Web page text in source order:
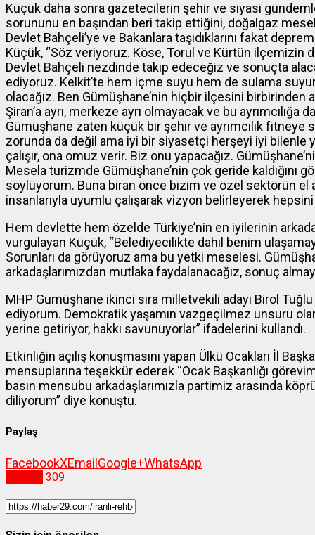
Küçük daha sonra gazetecilerin şehir ve siyasi gündemle
sorununu en başından beri takip ettiğini, doğalgaz
Devlet Bahçeli’ye ve Bakanlara taşıdıklarını fakat
Küçük, “Söz veriyoruz. Köse, Torul ve Kürtün ilçemizin
Devlet Bahçeli nezdinde takip edeceğiz ve sonuçta
ediyoruz. Kelkit’te hem içme suyu hem de sulama
olacağız. Ben Gümüşhane’nin hiçbir ilçesini birbirinden
Şiran’a ayrı, merkeze ayrı olmayacak ve bu
Gümüşhane zaten küçük bir şehir ve ayrımcılık
zorunda da değil ama iyi bir siyasetçi herşeyi iyi bilenle
çalışır, ona omuz verir. Biz onu yapacağız.
Mesela turizmde Gümüşhane’nin çok geride kaldığını
söylüyorum. Buna biran önce bizim ve özel sektörün el
insanlarıyla uyumlu çalışarak vizyon belirleyerek
Hem devlette hem özelde Türkiye’nin en iyilerinin
vurgulayan Küçük, “Belediyecilikte dahil benim
Sorunları da görüyoruz ama bu yetki meselesi.
arkadaşlarımızdan mutlaka faydalanacağız, sonuç
MHP Gümüşhane ikinci sıra milletvekili adayı Birol
ediyorum. Demokratik yaşamın vazgeçilmez unsuru olan
yerine getiriyor, hakkı savunuyorlar” ifadelerini kullandı.
Etkinliğin açılış konuşmasını yapan Ülkü Ocakları İl
mensuplarına teşekkür ederek “Ocak Başkanlığı
basın mensubu arkadaşlarımızla partimiz arasında
diliyorum” diye konuştu.
Paylaş
FacebookXEmail Google+WhatsApp
309